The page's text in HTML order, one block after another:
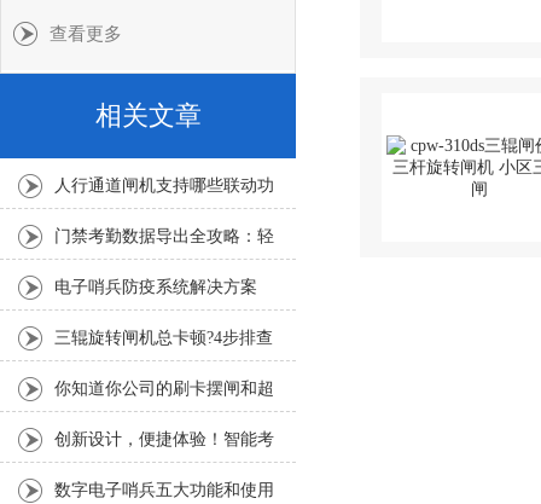
查看更多
相关文章
人行通道闸机支持哪些联动功
能
门禁考勤数据导出全攻略：轻
松掌握每一步
电子哨兵防疫系统解决方案
三辊旋转闸机总卡顿?4步排查
+日常维护技巧，通行效率拉
你知道你公司的刷卡摆闸和超
市里的摆闸有什么不同吗？
创新设计，便捷体验！智能考
勤门禁闸机，让考勤管理变得
数字电子哨兵五大功能和使用